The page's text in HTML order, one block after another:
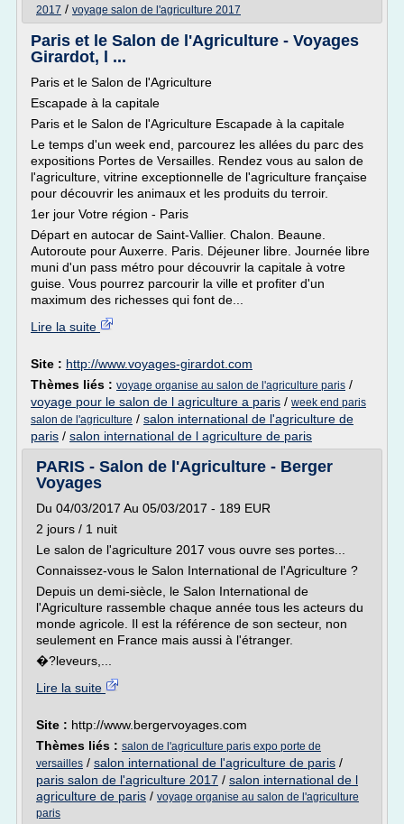
2017 / voyage salon de l'agriculture 2017
Paris et le Salon de l'Agriculture - Voyages
Girardot, l ...
Paris et le Salon de l'Agriculture
Escapade à la capitale
Paris et le Salon de l'Agriculture Escapade à la capitale
Le temps d'un week end, parcourez les allées du parc des
expositions Portes de Versailles. Rendez vous au salon de
l'agriculture, vitrine exceptionnelle de l'agriculture française
pour découvrir les animaux et les produits du terroir.
1er jour Votre région - Paris
Départ en autocar de Saint-Vallier. Chalon. Beaune.
Autoroute pour Auxerre. Paris. Déjeuner libre. Journée libre
muni d'un pass métro pour découvrir la capitale à votre
guise. Vous pourrez parcourir la ville et profiter d'un
maximum des richesses qui font de...
Lire la suite
Site : http://www.voyages-girardot.com
Thèmes liés : voyage organise au salon de l'agriculture paris /
voyage pour le salon de l agriculture a paris / week end paris
salon de l'agriculture / salon international de l'agriculture de
paris / salon international de l agriculture de paris
PARIS - Salon de l'Agriculture - Berger
Voyages
Du 04/03/2017 Au 05/03/2017 - 189 EUR
2 jours / 1 nuit
Le salon de l'agriculture 2017 vous ouvre ses portes...
Connaissez-vous le Salon International de l'Agriculture ?
Depuis un demi-siècle, le Salon International de
l'Agriculture rassemble chaque année tous les acteurs du
monde agricole. Il est la référence de son secteur, non
seulement en France mais aussi à l'étranger.
�?leveurs,...
Lire la suite
Site : http://www.bergervoyages.com
Thèmes liés : salon de l'agriculture paris expo porte de
versailles / salon international de l'agriculture de paris /
paris salon de l'agriculture 2017 / salon international de l
agriculture de paris / voyage organise au salon de l'agriculture
paris